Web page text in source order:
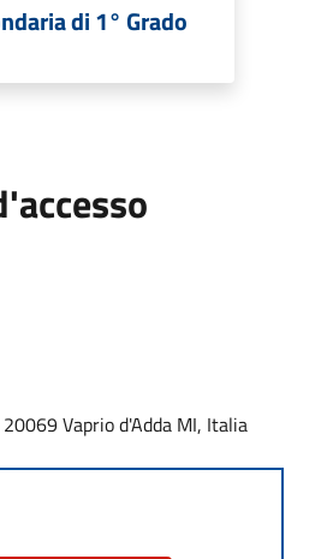
di 1° Grado
Vaprio d'Adda MI, Italia